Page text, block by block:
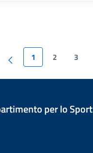
1 2 3
per lo Sport